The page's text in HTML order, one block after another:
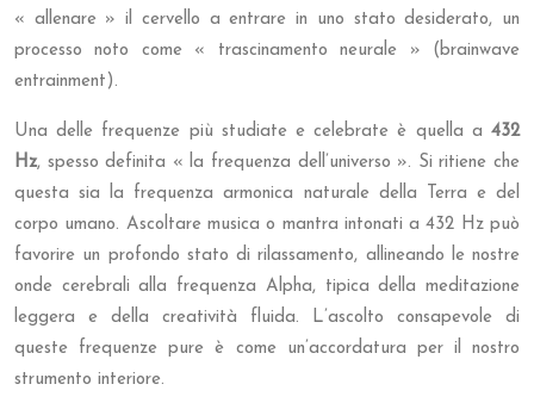
« allenare » il cervello a entrare in uno stato desiderato, un
processo noto come « trascinamento neurale » (brainwave
entrainment).
Una delle frequenze più studiate e celebrate è quella a 432
Hz, spesso definita « la frequenza dell’universo ». Si ritiene che
questa sia la frequenza armonica naturale della Terra e del
corpo umano. Ascoltare musica o mantra intonati a 432 Hz può
favorire un profondo stato di rilassamento, allineando le nostre
onde cerebrali alla frequenza Alpha, tipica della meditazione
leggera e della creatività fluida. L’ascolto consapevole di
queste frequenze pure è come un’accordatura per il nostro
strumento interiore.